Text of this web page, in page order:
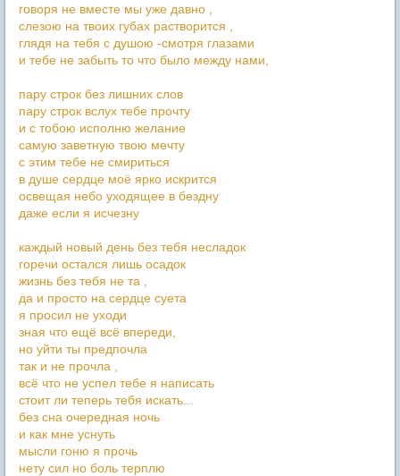
говоря не вместе мы уже давно ,
слезою на твоих губах растворится ,
глядя на тебя с душою -смотря глазами
и тебе не забыть то что было между нами,
пару строк без лишних слов
пару строк вслух тебе прочту
и с тобою исполню желание
самую заветную твою мечту
с этим тебе не смириться
в душе сердце моё ярко искрится
освещая небо уходящее в бездну
даже если я исчезну
каждый новый день без тебя несладок
горечи остался лишь осадок
жизнь без тебя не та ,
да и просто на сердце суета
я просил не уходи
зная что ещё всё впереди,
но уйти ты предпочла
так и не прочла ,
всё что не успел тебе я написать
стоит ли теперь тебя искать...
без сна очередная ночь
и как мне уснуть
мысли гоню я прочь
нету сил но боль терплю